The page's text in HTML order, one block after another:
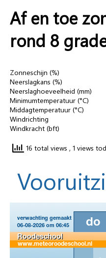
Af en toe
rond 8
Zonneschijn (%)
Neerslagkans (%)
Neerslaghoeveelheid (mm)
Minimumtemperatuur (°C)
Middagtemperatuur (°C)
Windrichting
Windkracht (bft)
16 total views , 1 views